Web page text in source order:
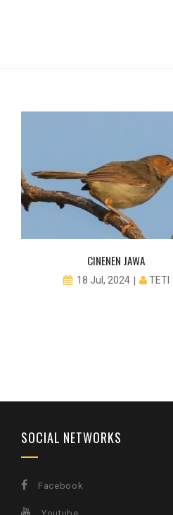
CINENEN JAWA
18 Jul, 2024 TETI
SOCIAL NETWORKS
Facebook